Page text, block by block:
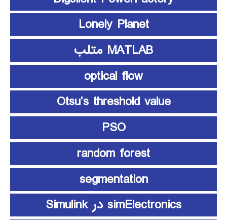
Lonely Planet
MATLAB متلب
optical flow
Otsu’s threshold value
PSO
random forest
segmentation
simElectronics در Simulink